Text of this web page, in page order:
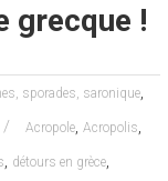
grecque !
sporades, saronique,
Acropole, Acropolis,
, détours en grèce,